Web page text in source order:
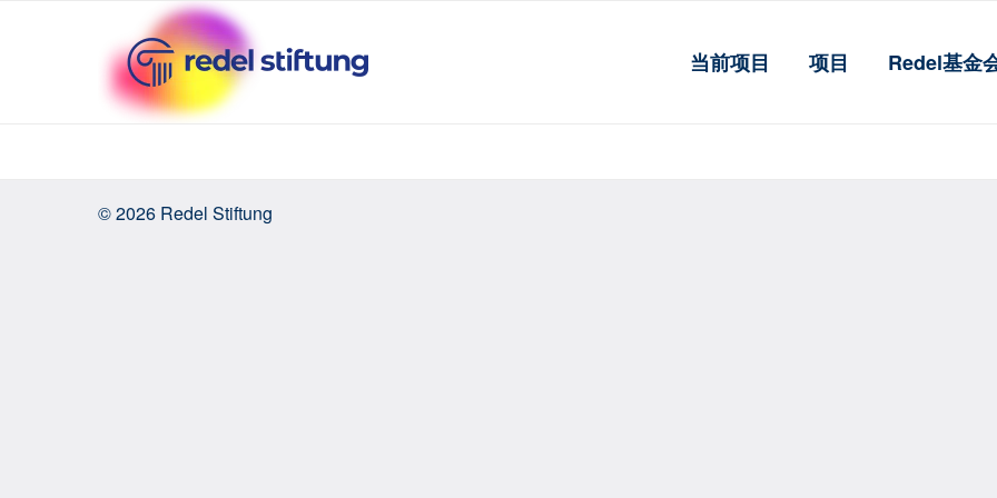
当前项目 项目
Redel基金
为保障后续服务而捐款
© 2026 Redel Stiftung